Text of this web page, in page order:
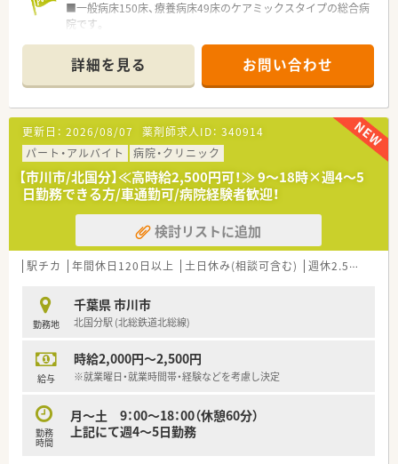
■一般病床150床、療養病床49床のケアミックスタイプの総合病
院です。
性期医療まで幅広く対応しています。
■薬剤科では安全キャビネット、クリーンベンチも完備しており
抗がん剤、ＴＰＮの混注業務も行っています。
■常勤、非常勤問わずセントラル業務、病棟業務、注射業務を分
担しています。
常勤のみに偏った業務はございません。
■在庫はオンライン発注で行っています。
≪働く環境≫
■外来はクリニックが対応しており、すべて院外処方です。
■調剤室は広く働きやすい環境です。
■残業は月5時間程、当直はございません。
■マイカー通勤可能、駐車場無料
■職員食堂完備しています。（一食250円）
きます。
≪こんな方におすすめ≫
■病棟業務にもしっかりと携わりたい方
■プライベートとの両立を目指す方
詳細を見る お問い合わせ
更新日： 2026/08/07 薬剤師求人ID： 340914
パート・アルバイト
病院・クリニック
【市川市/北国分】≪高時給2,500円可！≫ 9～18時×週4～5
日勤務できる方/車通勤可/病院経験者歓迎！
検討リストに追加
駅チカ 年間休日120日以上 土日休み(相談可含む) 週休2.5日以上
勤務地
千葉県 市川市
北国分駅 (北総鉄道北総線)
給与
時給2,000円～2,500円
※就業曜日・就業時間帯・経験などを考慮し決定
勤務
時間
月～土 9：00～18：00（休憩60分）
上記にて週4～5日勤務